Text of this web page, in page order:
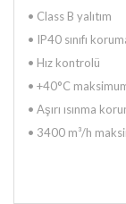
• Class B yalıtım
• IP40 sınıfı
• Hız kontrolü
• +40°C
• Aşırı ısınma
• 3400 m³/h